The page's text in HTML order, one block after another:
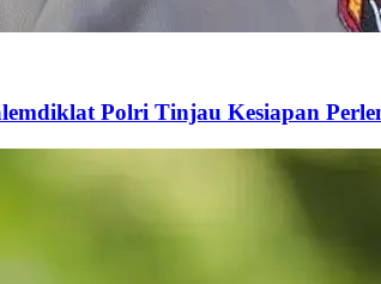
Polri Tinjau Kesiapan